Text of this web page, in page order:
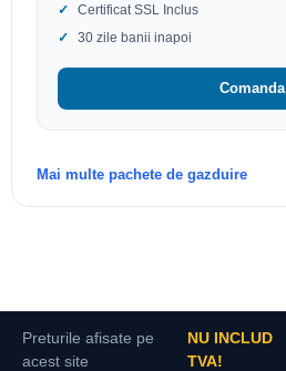
Certificat SSL Inclus
30 zile banii inapoi
Comanda
Mai multe pachete de gazduire
Preturile afisate pe
acest site
NU INCLUD
TVA!